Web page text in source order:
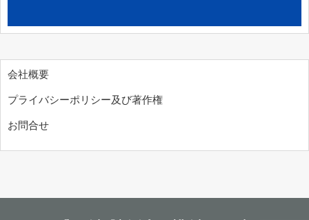
会社概要
プライバシーポリシー及び著作権
お問合せ